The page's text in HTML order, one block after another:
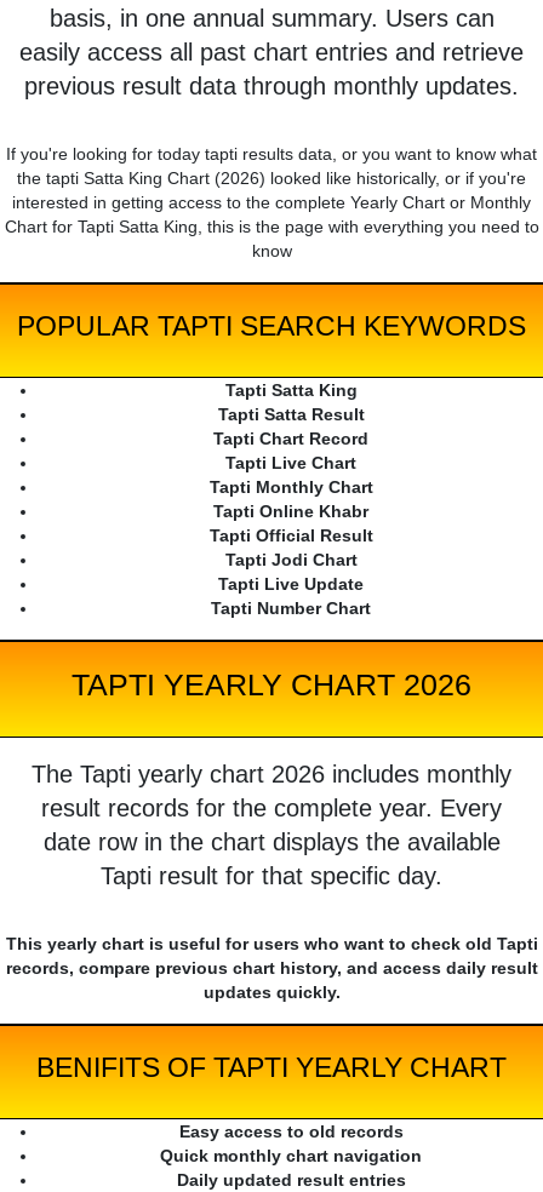
basis, in one annual summary. Users can
easily access all past chart entries and retrieve
previous result data through monthly updates.
If you're looking for today tapti results data, or you want to know what
the tapti Satta King Chart (2026) looked like historically, or if you're
interested in getting access to the complete Yearly Chart or Monthly
Chart for Tapti Satta King, this is the page with everything you need to
know
POPULAR TAPTI SEARCH KEYWORDS
Tapti Satta King
Tapti Satta Result
Tapti Chart Record
Tapti Live Chart
Tapti Monthly Chart
Tapti Online Khabr
Tapti Official Result
Tapti Jodi Chart
Tapti Live Update
Tapti Number Chart
TAPTI YEARLY CHART 2026
The Tapti yearly chart 2026 includes monthly
result records for the complete year. Every
date row in the chart displays the available
Tapti result for that specific day.
This yearly chart is useful for users who want to check old Tapti
records, compare previous chart history, and access daily result
updates quickly.
BENIFITS OF TAPTI YEARLY CHART
Easy access to old records
Quick monthly chart navigation
Daily updated result entries